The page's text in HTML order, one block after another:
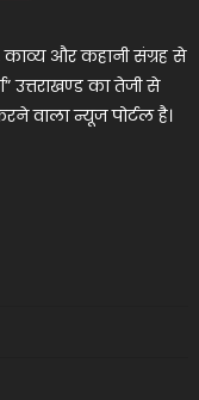
और कहानी संग्रह से
उत्तराखण्ड का तेजी से
वाला न्यूज पोर्टल है।